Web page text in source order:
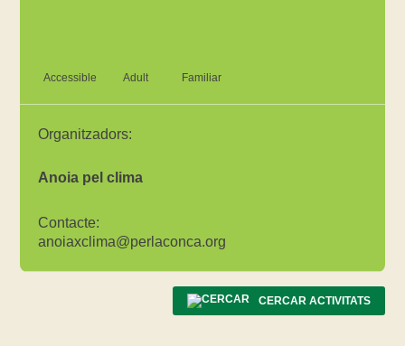
Accessible Adult Familiar
Organitzadors:
Anoia pel clima
Contacte:
anoiaxclima@perlaconca.org
CERCAR ACTIVITATS